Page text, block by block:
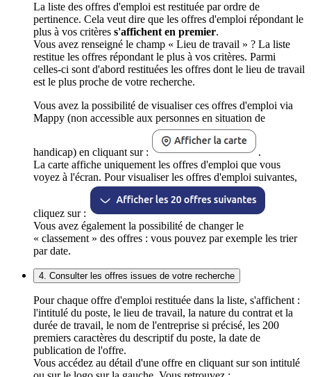
La liste des offres d'emploi est restituée par ordre de
pertinence. Cela veut dire que les offres d'emploi répondant le
plus à vos critères s'affichent en premier.
Vous avez renseigné le champ « Lieu de travail » ? La liste
restitue les offres répondant le plus à vos critères. Parmi
celles-ci sont d'abord restituées les offres dont le lieu de travail
est le plus proche de votre recherche.
Vous avez la possibilité de visualiser ces offres d'emploi via
Mappy (non accessible aux personnes en situation de
handicap) en cliquant sur :
.
La carte affiche uniquement les offres d'emploi que vous
voyez à l'écran. Pour visualiser les offres d'emploi suivantes,
cliquez sur :
Vous avez également la possibilité de changer le
« classement » des offres : vous pouvez par exemple les trier
par date.
4. Consulter les offres issues de votre recherche
Pour chaque offre d'emploi restituée dans la liste, s'affichent :
l'intitulé du poste, le lieu de travail, la nature du contrat et la
durée de travail, le nom de l'entreprise si précisé, les 200
premiers caractères du descriptif du poste, la date de
publication de l'offre.
Vous accédez au détail d'une offre en cliquant sur son intitulé